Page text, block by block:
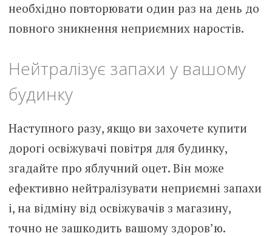
необхідно повторювати один раз на день до
повного зникнення неприємних наростів.
Нейтралізує запахи у вашому
будинку
Наступного разу, якщо ви захочете купити
дорогі освіжувачі повітря для будинку,
згадайте про яблучний оцет. Він може
ефективно нейтралізувати неприємні запахи
і, на відміну від освіжувачів з магазину,
точно не зашкодить вашому здоров’ю.